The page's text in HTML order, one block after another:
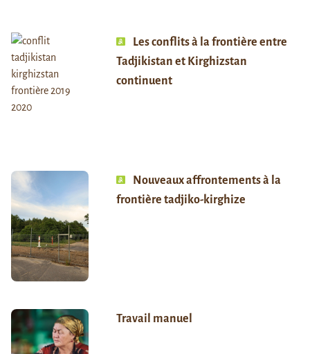
Les conflits à la frontière entre
Tadjikistan et Kirghizstan
continuent
Nouveaux affrontements à la
frontière tadjiko-kirghize
Travail manuel